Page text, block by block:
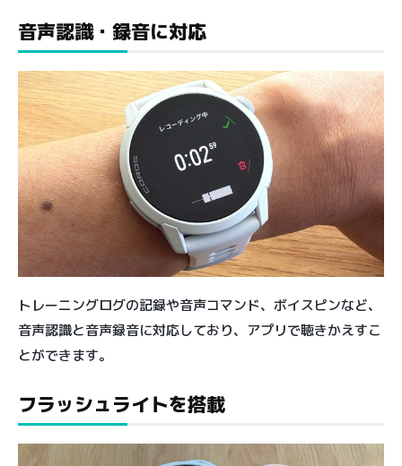
音声認識・録音に対応
トレーニングログの記録や音声コマンド、ボイスピンなど、
音声認識と音声録音に対応しており、アプリで聴きかえすこ
とができます。
フラッシュライトを搭載